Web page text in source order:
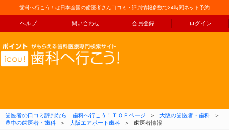
歯科へ行こう！は日本全国の歯医者さん口コミ・評判情報多数で24時間ネット予約
ヘルプ 問い合わせ 会員登録 ログイン
コンテンツへ移動
歯医者の口コミ評判なら｜歯科へ行こう！ＴＯＰページ ＞ 大阪の歯医者・歯科
＞
豊中の歯医者・歯科
＞ 大阪エアポート歯科 ＞ 歯医者情報